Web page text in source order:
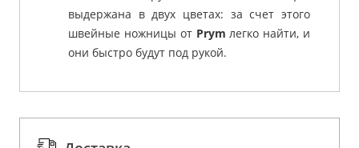
выдержана в двух цветах: за счет этого
швейные ножницы от Prym легко найти, и
они быстро будут под рукой.